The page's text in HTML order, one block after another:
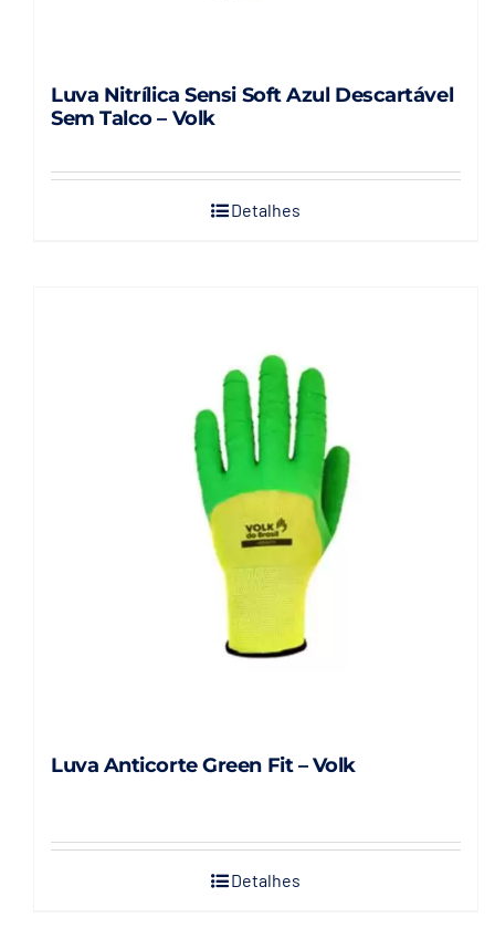
Luva Nitrílica Sensi Soft Azul Descartável
Sem Talco – Volk
Detalhes
Luva Anticorte Green Fit – Volk
Detalhes